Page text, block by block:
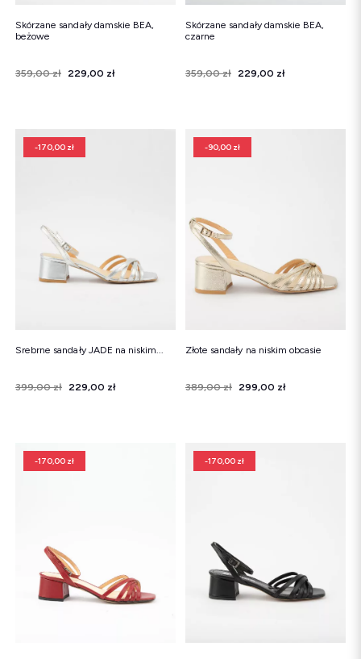
Skórzane sandały damskie BEA,
beżowe
Cena
Cena regularna
359,00 zł 229,00 zł
Skórzane sandały damskie BEA,
czarne
Cena
Cena regularna
359,00 zł 229,00 zł
-170,00 zł
Srebrne sandały JADE na niskim...
Cena
Cena regularna
399,00 zł 229,00 zł
-90,00 zł
Złote sandały na niskim obcasie
Cena
Cena regularna
389,00 zł 299,00 zł
-170,00 zł -170,00 zł